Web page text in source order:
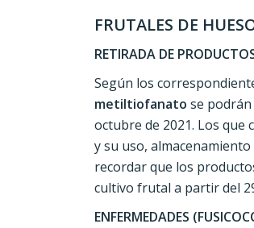
FRUTALES DE
RETIRADA DE
Según los
metiltiofanato se
octubre de 2021. Los que
y su uso,
recordar que los
cultivo frutal a partir del
ENFERMEDADES